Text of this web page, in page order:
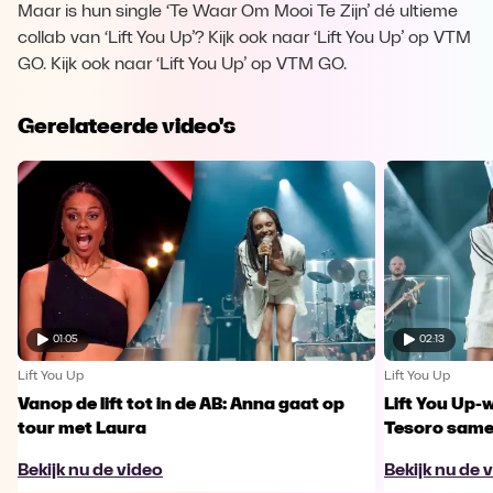
Maar is hun single ‘Te Waar Om Mooi Te Zijn’ dé ultieme
collab van ‘Lift You Up’? Kijk ook naar ‘Lift You Up’ op VTM
GO. Kijk ook naar ‘Lift You Up’ op VTM GO.
Gerelateerde video's
01:05
Lift You Up
Vanop de lift tot in de AB: Anna gaat op
tour met Laura
Bekijk nu de video
02:13
Lift You Up
Lift You Up-
Tesoro
Bekijk nu de